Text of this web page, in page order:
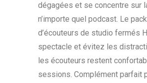
dégagées et se concentre sur
n’importe quel podcast. Le
d’écouteurs de studio fermés
spectacle et évitez les
les écouteurs restent
sessions. Complément parfait